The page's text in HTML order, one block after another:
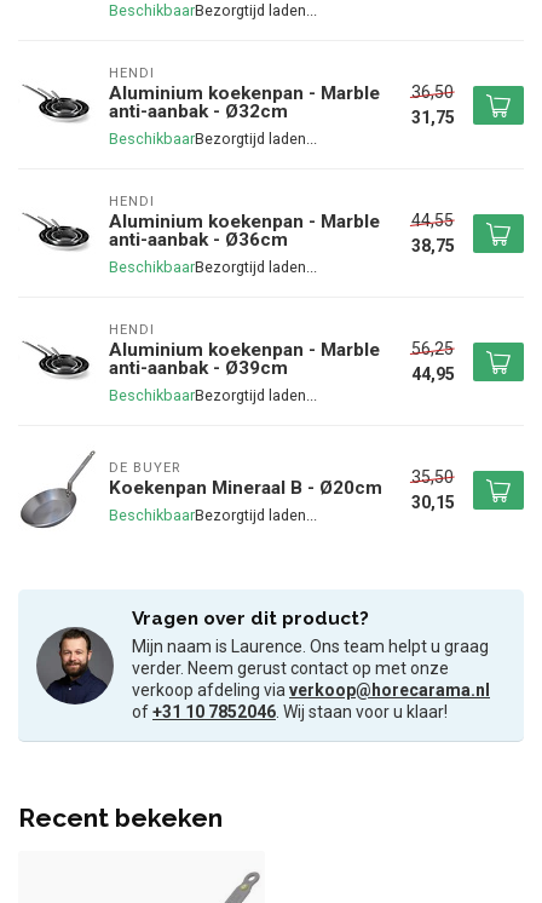
Beschikbaar
HENDI
Aluminium koekenpan - Marble
anti-aanbak - Ø32cm
Beschikbaar
36,50
31,75
HENDI
Aluminium koekenpan - Marble
anti-aanbak - Ø36cm
Beschikbaar
44,55
38,75
HENDI
Aluminium koekenpan - Marble
anti-aanbak - Ø39cm
Beschikbaar
56,25
44,95
DE BUYER
Koekenpan Mineraal B - Ø20cm
Beschikbaar
35,50
30,15
Vragen over dit product?
Mijn naam is Laurence. Ons team helpt u graag
verder. Neem gerust contact op met onze
verkoop afdeling viaverkoop@horecarama.nl
of+31 10 7852046. Wij staan voor u klaar!
Recent bekeken